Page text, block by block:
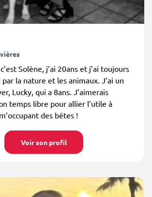
Solène, j’ai 20ans et j’ai toujours
la nature et les animaux. J’ai un
Lucky, qui a 8ans. J’aimerais
temps libre pour allier l’utile à
des bêtes !
Voir son profil